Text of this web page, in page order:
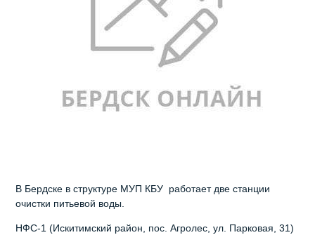
В Бердске в структуре МУП КБУ работает две станции
очистки питьевой воды.
НФС-1 (Искитимский район, пос. Агролес, ул. Парковая, 31)